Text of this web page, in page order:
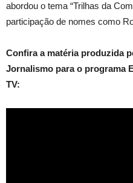
abordou o tema “Trilhas da
participação de nomes como
Confira a matéria produzida
Jornalismo para o programa
TV: